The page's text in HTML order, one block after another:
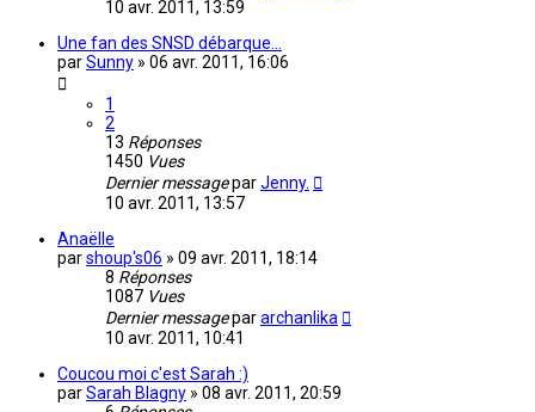
10 avr. 2011, 13:59
Une fan des SNSD débarque...
parSunny » 06 avr. 2011, 16:06
1
2
13 Réponses
1450 Vues
Dernier messageparJenny.
10 avr. 2011, 13:57
Anaëlle
parshoup's06 » 09 avr. 2011, 18:14
8 Réponses
1087 Vues
Dernier messagepararchanlika
10 avr. 2011, 10:41
Coucou moi c'est Sarah :)
parSarah Blagny » 08 avr. 2011, 20:59